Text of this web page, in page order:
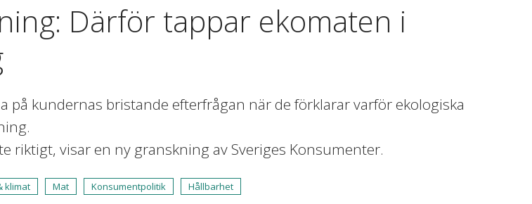
Därför tappar ekomaten i
på kundernas bristande efterfrågan när de förklarar varför ekologiska
riktigt, visar en ny granskning av Sveriges Konsumenter.
klimat Mat Konsumentpolitik Hållbarhet